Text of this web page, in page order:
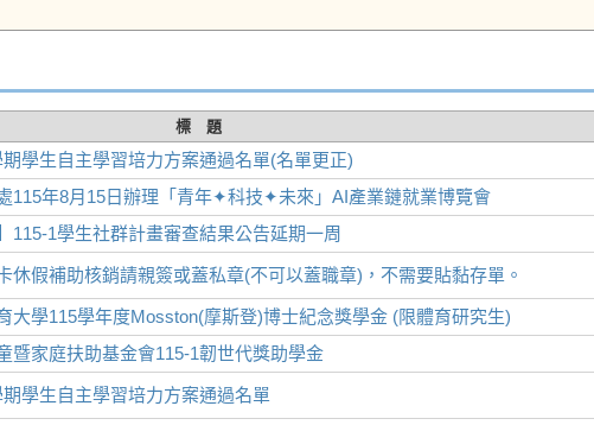
標 題
期學生自主學習培力方案通過名單(名單更正)
115年8月15日辦理「青年✦科技✦未來」AI產業鏈就業博覽會
115-1學生社群計畫審查結果公告延期一周
休假補助核銷請親簽或蓋私章(不可以蓋職章)，不需要貼黏存單。
大學115學年度Mosston(摩斯登)博士紀念獎學金 (限體育研究生)
暨家庭扶助基金會115-1韌世代獎助學金
期學生自主學習培力方案通過名單